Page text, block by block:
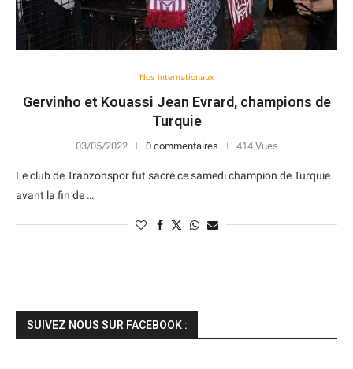
Nos internationaux
Gervinho et Kouassi Jean Evrard, champions de
Turquie
03/05/2022 0 commentaires 414 Vues
Le club de Trabzonspor fut sacré ce samedi champion de Turquie
avant la fin de …
SUIVEZ NOUS SUR FACEBOOK :